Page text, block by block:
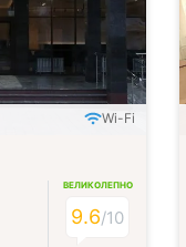
Wi-Fi
ВЕЛИКОЛЕПНО
9.6/10